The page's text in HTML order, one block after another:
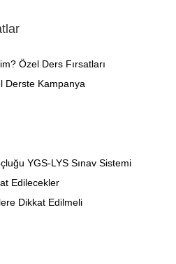
Özel Ders Fırsatları
Derste Kampanya
YGS-LYS Sınav Sistemi
Edilecekler
Dikkat Edilmeli